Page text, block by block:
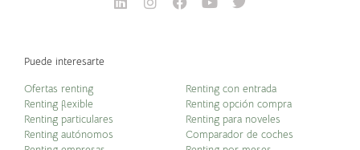
Puede interesarte
Ofertas renting
Renting flexible
Renting particulares
Renting autónomos
Renting con entrada
Renting opción compra
Renting para noveles
Comparador de coches